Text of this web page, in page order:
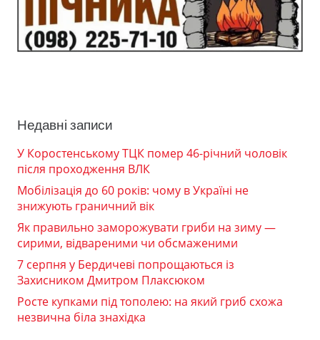
Недавні записи
У Коростенському ТЦК помер 46-річний чоловік
після проходження ВЛК
Мобілізація до 60 років: чому в Україні не
знижують граничний вік
Як правильно заморожувати гриби на зиму —
сирими, відвареними чи обсмаженими
7 серпня у Бердичеві попрощаються із
Захисником Дмитром Плаксюком
Росте купками під тополею: на який гриб схожа
незвична біла знахідка